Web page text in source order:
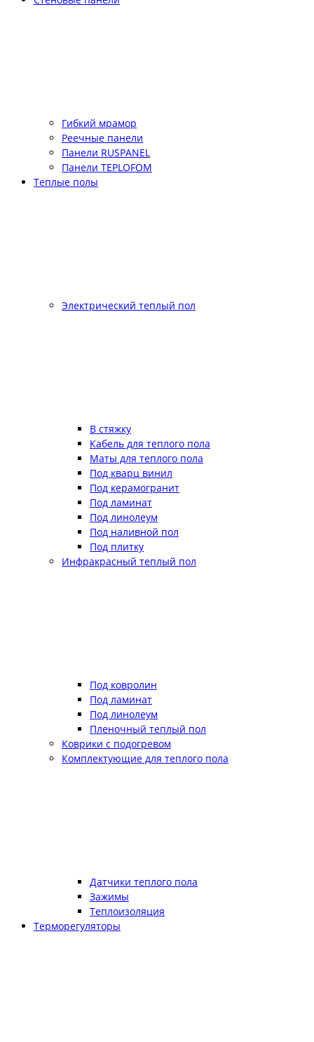
Гибкий мрамор
Реечные панели
Панели RUSPANEL
Панели TEPLOFOM
Теплые полы
Электрический теплый пол
В стяжку
Кабель для теплого пола
Маты для теплого пола
Под кварц винил
Под керамогранит
Под ламинат
Под линолеум
Под наливной пол
Под плитку
Инфракрасный теплый пол
Под ковролин
Под ламинат
Под линолеум
Пленочный теплый пол
Коврики с подогревом
Комплектующие для теплого пола
Датчики теплого пола
Зажимы
Теплоизоляция
Терморегуляторы